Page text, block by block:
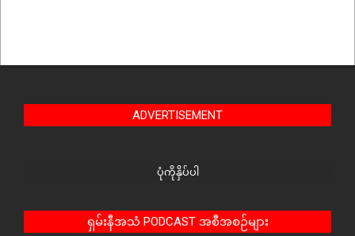
ADVERTISEMENT
ပုံကိုနှိပ်ပါ
ရှမ်းနီအသံ PODCAST အစီအစဉ်များ